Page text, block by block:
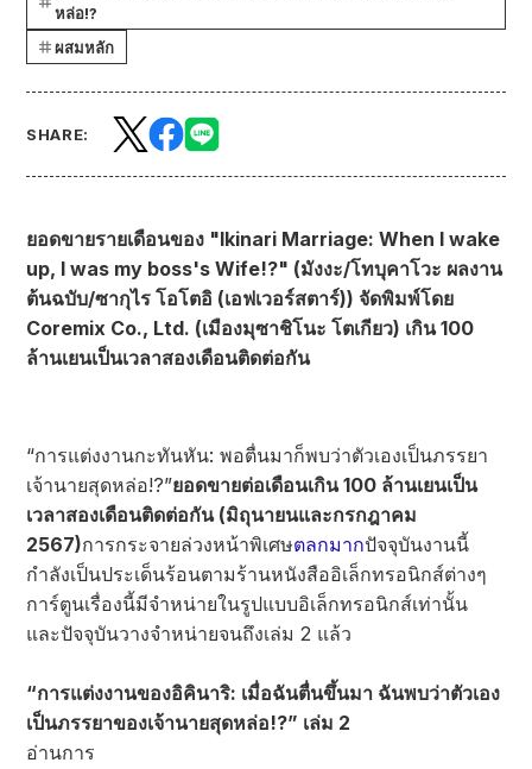
หล่อ!?
ผสมหลัก
SHARE:
ยอดขายรายเดือนของ "Ikinari Marriage: When I wake
up, I was my boss's Wife!?" (มังงะ/โทบุคาโวะ ผลงาน
ต้นฉบับ/ซากุไร โอโตอิ (เอฟเวอร์สตาร์)) จัดพิมพ์โดย
Coremix Co., Ltd. (เมืองมุซาชิโนะ โตเกียว) เกิน 100
ล้านเยนเป็นเวลาสองเดือนติดต่อกัน
“การแต่งงานกะทันหัน: พอตื่นมาก็พบว่าตัวเองเป็นภรรยา
เจ้านายสุดหล่อ!?”ยอดขายต่อเดือนเกิน 100 ล้านเยนเป็น
เวลาสองเดือนติดต่อกัน (มิถุนายนและกรกฎาคม
2567)การกระจายล่วงหน้าพิเศษตลกมากปัจจุบันงานนี้
กำลังเป็นประเด็นร้อนตามร้านหนังสืออิเล็กทรอนิกส์ต่างๆ
การ์ตูนเรื่องนี้มีจำหน่ายในรูปแบบอิเล็กทรอนิกส์เท่านั้น
และปัจจุบันวางจำหน่ายจนถึงเล่ม 2 แล้ว
“การแต่งงานของอิคินาริ: เมื่อฉันตื่นขึ้นมา ฉันพบว่าตัวเอง
เป็นภรรยาของเจ้านายสุดหล่อ!?” เล่ม 2
อ่านการ